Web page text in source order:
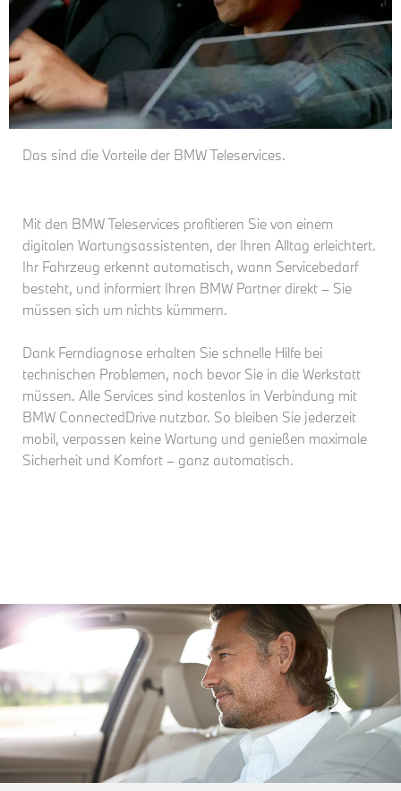
Das sind die Vorteile der BMW Teleservices.
Mit den BMW Teleservices profitieren Sie von einem
digitalen Wartungsassistenten, der Ihren Alltag erleichtert.
Ihr Fahrzeug erkennt automatisch, wann Servicebedarf
besteht, und informiert Ihren BMW Partner direkt – Sie
müssen sich um nichts kümmern.
Dank Ferndiagnose erhalten Sie schnelle Hilfe bei
technischen Problemen, noch bevor Sie in die Werkstatt
müssen. Alle Services sind kostenlos in Verbindung mit
BMW ConnectedDrive nutzbar. So bleiben Sie jederzeit
mobil, verpassen keine Wartung und genießen maximale
Sicherheit und Komfort – ganz automatisch.